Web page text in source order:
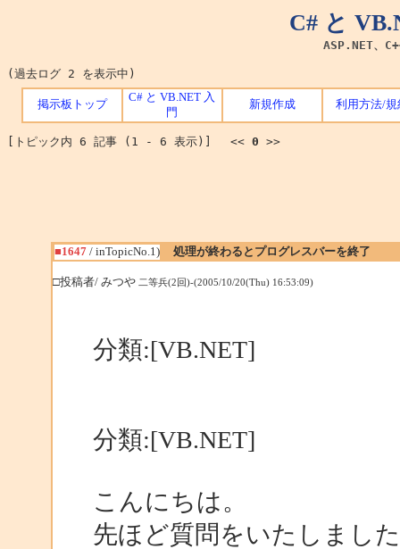
C# と
ASP.NET、
(過去ログ 2 を表示中)
掲示板トップ
C# と VB.NET 入
門
新規作成 利用方法/規
[トピック内 6 記事 (1 - 6 表示)] << 0 >>
■1647/ inTopicNo.1) 処理が終わるとプログレスバーを終了
□投稿者/ みつや 二等兵(2回)-(2005/10/20(Thu) 16:53:09)
分類:[VB.NET]
分類:[VB.NET]
こんにちは。
先ほど質問をいたしまし